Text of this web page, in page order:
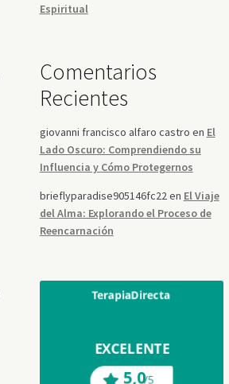
Espiritual
Comentarios
Recientes
giovanni francisco alfaro castro en El
Lado Oscuro: Comprendiendo su
Influencia y Cómo Protegernos
brieflyparadise905146fc22en El Viaje
del Alma: Explorando el Proceso de
Reencarnación